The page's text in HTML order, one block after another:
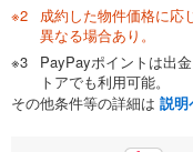
0万円
自己資金から住宅購
い。一般的には物件
閉じる
ボーナス
成約した物件価格に応
異なる場合あり。
PayPayポイントは出
トアでも利用可能。
その他条件等の詳細は 説明